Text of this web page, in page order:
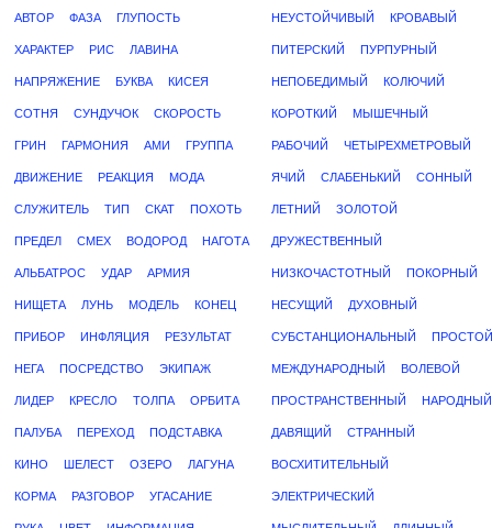
АВТОР ФАЗА ГЛУПОСТЬ
ХАРАКТЕР РИС ЛАВИНА
НАПРЯЖЕНИЕ БУКВА КИСЕЯ
СОТНЯ СУНДУЧОК СКОРОСТЬ
ГРИН ГАРМОНИЯ АМИ ГРУППА
ДВИЖЕНИЕ РЕАКЦИЯ МОДА
СЛУЖИТЕЛЬ ТИП СКАТ ПОХОТЬ
ПРЕДЕЛ СМЕХ ВОДОРОД НАГОТА
АЛЬБАТРОС УДАР АРМИЯ
НИЩЕТА ЛУНЬ МОДЕЛЬ КОНЕЦ
ПРИБОР ИНФЛЯЦИЯ РЕЗУЛЬТАТ
НЕГА ПОСРЕДСТВО ЭКИПАЖ
ЛИДЕР КРЕСЛО ТОЛПА ОРБИТА
ПАЛУБА ПЕРЕХОД ПОДСТАВКА
КИНО ШЕЛЕСТ ОЗЕРО ЛАГУНА
КОРМА РАЗГОВОР УГАСАНИЕ
НЕУСТОЙЧИВЫЙ КРОВАВЫЙ
ПИТЕРСКИЙ ПУРПУРНЫЙ
НЕПОБЕДИМЫЙ КОЛЮЧИЙ
КОРОТКИЙ МЫШЕЧНЫЙ
РАБОЧИЙ ЧЕТЫРЕХМЕТРОВЫЙ
ЯЧИЙ СЛАБЕНЬКИЙ СОННЫЙ
ЛЕТНИЙ ЗОЛОТОЙ
ДРУЖЕСТВЕННЫЙ
НИЗКОЧАСТОТНЫЙ ПОКОРНЫЙ
НЕСУЩИЙ ДУХОВНЫЙ
СУБСТАНЦИОНАЛЬНЫЙ ПРОСТОЙ
МЕЖДУНАРОДНЫЙ ВОЛЕВОЙ
ПРОСТРАНСТВЕННЫЙ НАРОДНЫЙ
ДАВЯЩИЙ СТРАННЫЙ
ВОСХИТИТЕЛЬНЫЙ
ЭЛЕКТРИЧЕСКИЙ